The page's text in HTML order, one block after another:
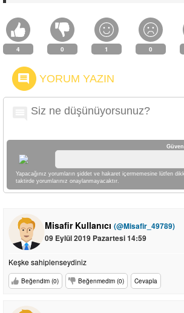
4 0 1 0
YORUM YAZIN
Yapacağınız yorumların şiddet ve hakaret içermemesine lütfen
taktirde yorumlarınız onaylanmayacaktır.
Misafir Kullanıcı (@Misafir_49789)
09 Eylül 2019 Pazartesi 14:59
Keşke sahiplenseydiniz
Beğendim (0) Beğenmedim (0) Cevapla